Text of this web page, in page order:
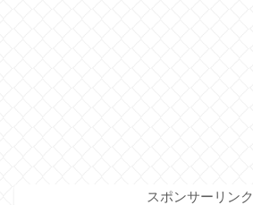
スポンサーリンク